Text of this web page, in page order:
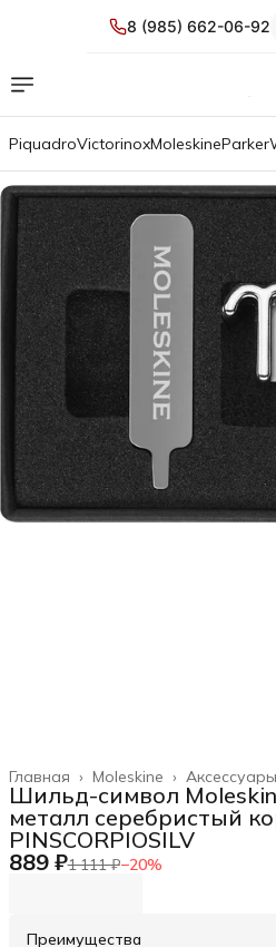
8 (985) 662-06-92
PiquadroVictorinoxMoleskineParker
Moleskine ›
Главная ›
Шильд-символ
металл серебристый
PINSCORPIOSILV
889 ₽1 111 ₽−20%
Преимущества